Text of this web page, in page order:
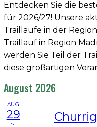
Entdecken Sie die
für 2026/27! Unsere
Trailläufe in der
Traillauf in Region
werden Sie Teil der
diese großartigen
August 2026
AUG
29
sa